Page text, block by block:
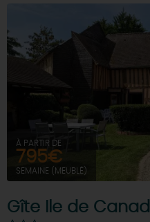
À PARTIR DE
795€
SEMAINE (MEUBLÉ)
Gîte Ile de